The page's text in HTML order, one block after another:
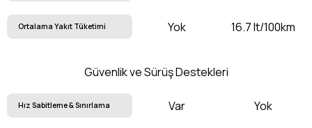
Ortalama Yakıt Tüketimi Yok 16.7 lt/100km
Güvenlik ve Sürüş Destekleri
Hız Sabitleme & Sınırlama Var Yok